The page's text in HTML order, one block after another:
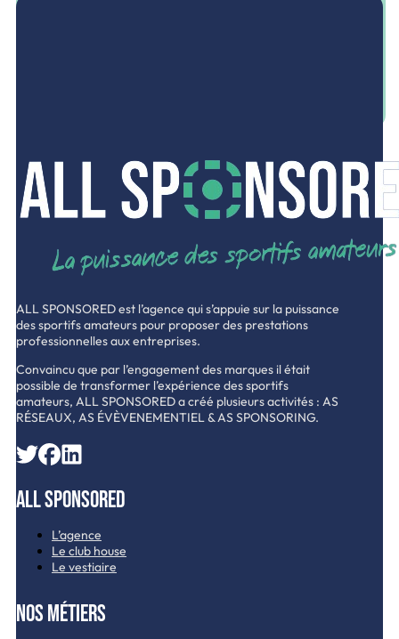
ALL SPONSORED est l’agence qui s’appuie sur la puissance
des sportifs amateurs pour proposer des prestations
professionnelles aux entreprises.
Convaincu que par l’engagement des marques il était
possible de transformer l’expérience des sportifs
amateurs, ALL SPONSORED a créé plusieurs activités : AS
RÉSEAUX, AS ÉVÈVENEMENTIEL & AS SPONSORING.
All Sponsored
L’agence
Le club house
Le vestiaire
Nos métiers